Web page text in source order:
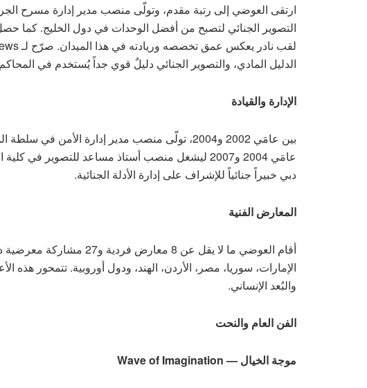
ارتقى العوضي إلى رتبة مقدم، وتولّى منصب مدير إدارة مسرح
التصوير الجنائي لتصبح من أفضل الوحدات في دول الخليج. كما
الدليل المادي، والتصوير الجنائي دليلٌ قوي جداً يُستخدم في
الإدارة والقيادة
بين عامَي 2002 و2004، تولّى منصب مدير إدارة الأمن
عامَي 2004 و2007 ليشغل منصب أستاذ مساعد للتصوير
دبي خبيراً جنائياً للإشراف على إدارة الأدلة الجنائية.
المعارض الفنية
أقام العوضي ما لا يقل عن 8
الإمارات، سوريا، مصر، الأردن، الهند، ودول أوروبية. تتمحور هذه
والبُعد الإنساني.
الفن العام والنحت
موجة الخيال — Wave of Imagination